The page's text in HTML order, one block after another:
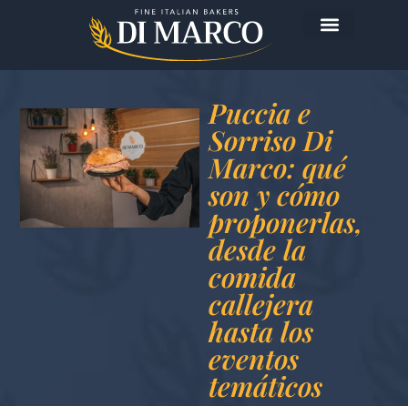
Puccia e
Sorriso Di
Marco: qué
son y cómo
proponerlas,
desde la
comida
callejera
hasta los
eventos
temáticos